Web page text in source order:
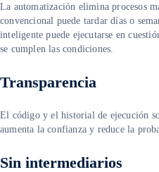
La automatización elimina procesos
convencional puede tardar días o
inteligente puede ejecutarse en
se cumplen las condiciones.
Transparencia
El código y el historial de ejecución
aumenta la confianza y reduce la
Sin intermediarios